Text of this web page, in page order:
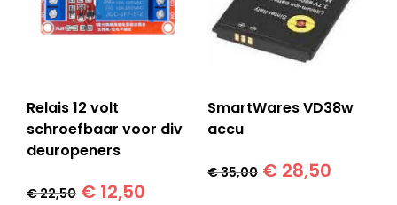
Relais 12 volt
schroefbaar voor div
deuropeners
€22,50 Oorspronkelijke
€ 12,50
SmartWares VD38w
accu
€35,00 € 28,50